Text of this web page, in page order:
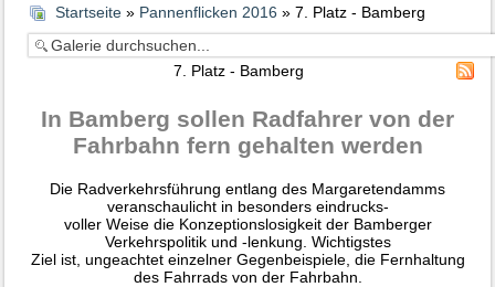
Startseite» Pannenflicken 2016 » 7. Platz - Bamberg
7. Platz - Bamberg
In Bamberg sollen Radfahrer von der
Fahrbahn fern gehalten werden
Die Radverkehrsführung entlang des Margaretendamms
veranschaulicht in besonders eindrucks-
voller Weise die Konzeptionslosigkeit der Bamberger
Verkehrspolitik und -lenkung. Wichtigstes
Ziel ist, ungeachtet einzelner Gegenbeispiele, die Fernhaltung
des Fahrrads von der Fahrbahn.